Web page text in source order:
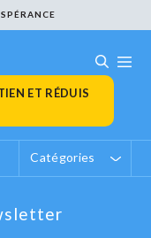
ET RÉDUIS
Catégories